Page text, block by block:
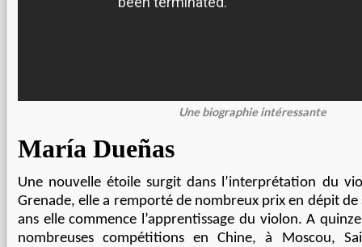
Une biographie intéressante
María Dueñas
Une nouvelle étoile surgit dans l’interprétation du
Grenade, elle a remporté de nombreux prix en dépit de
ans elle commence l’apprentissage du violon. A
nombreuses compétitions en Chine, à Moscou,